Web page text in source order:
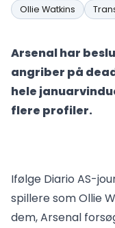
Ollie Watkins
Arsenal har
angriber på
hele
flere profiler.
Ifølge Diario AS-
spillere som Ollie
dem, Arsenal